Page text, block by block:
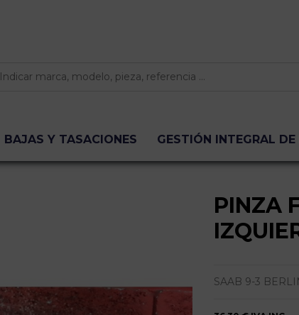
BAJAS Y TASACIONES GESTIÓN INTEGRAL DE
PINZA
SAAB 9-3